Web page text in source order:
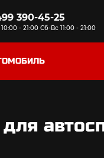
390-45-25
- 21:00 Сб-Вс 11:00 - 21:00